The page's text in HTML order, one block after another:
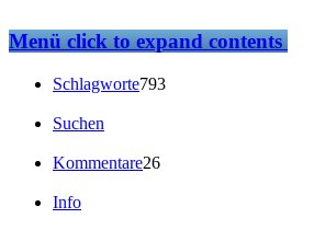
Menüclick to expand contents
Schlagworte793
Suchen
Kommentare26
Info